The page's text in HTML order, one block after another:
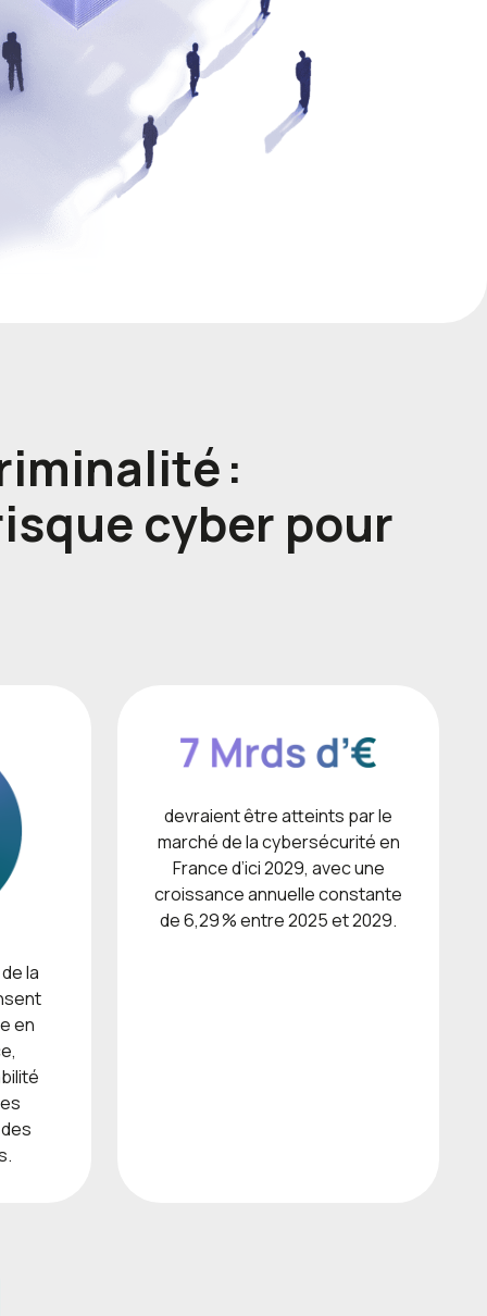
:
cyber pour
la
en
devraient être atteints par le
marché de la cybersécurité en
France d’ici 2029, avec une
croissance annuelle constante
de 6,29 % entre 2025 et 2029.